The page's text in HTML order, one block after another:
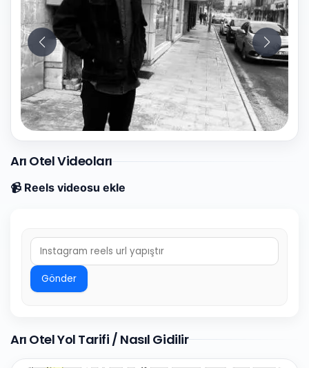
Arı Otel Videoları
📹 Reels videosu ekle
Gönder
Arı Otel Yol Tarifi / Nasıl Gidilir